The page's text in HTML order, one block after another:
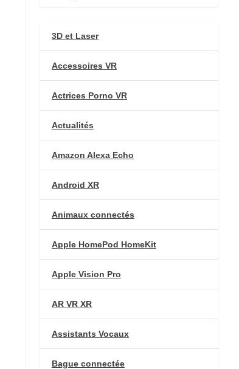
3D et Laser
Accessoires VR
Actrices Porno VR
Actualités
Amazon Alexa Echo
Android XR
Animaux connectés
Apple HomePod HomeKit
Apple Vision Pro
AR VR XR
Assistants Vocaux
Bague connectée